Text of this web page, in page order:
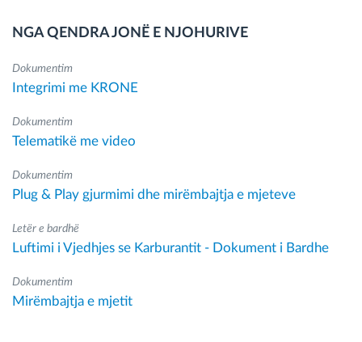
NGA QENDRA JONË E NJOHURIVE
Dokumentim
Integrimi me KRONE
Dokumentim
Telematikë me video
Dokumentim
Plug & Play gjurmimi dhe mirëmbajtja e mjeteve
Letër e bardhë
Luftimi i Vjedhjes se Karburantit - Dokument i Bardhe
Dokumentim
Mirëmbajtja e mjetit